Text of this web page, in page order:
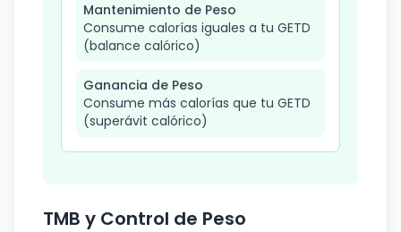
Mantenimiento de Peso
Consume calorías iguales a tu GETD
(balance calórico)
Ganancia de Peso
Consume más calorías que tu GETD
(superávit calórico)
TMB y Control de Peso